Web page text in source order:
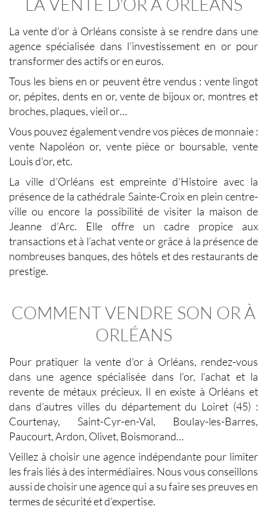
La vente d’or à Orléans consiste à se rendre dans une
agence spécialisée dans l’investissement en or pour
transformer des actifs or en euros.
Tous les biens en or peuvent être vendus : vente lingot
or, pépites, dents en or, vente de bijoux or, montres et
broches, plaques, vieil or…
Vous pouvez également vendre vos pièces de monnaie :
vente Napoléon or, vente pièce or boursable, vente
Louis d’or, etc.
La ville d’Orléans est empreinte d’Histoire avec la
présence de la cathédrale Sainte-Croix en plein centre-
ville ou encore la possibilité de visiter la maison de
Jeanne d’Arc. Elle offre un cadre propice aux
transactions et à l’achat vente or grâce à la présence de
nombreuses banques, des hôtels et des restaurants de
prestige.
COMMENT VENDRE SON OR À
ORLÉANS
Pour pratiquer la vente d’or à Orléans, rendez-vous
dans une agence spécialisée dans l’or, l’achat et la
revente de métaux précieux. Il en existe à Orléans et
dans d’autres villes du département du Loiret (45) :
Courtenay, Saint-Cyr-en-Val, Boulay-les-Barres,
Paucourt, Ardon, Olivet, Boismorand…
Veillez à choisir une agence indépendante pour limiter
les frais liés à des intermédiaires. Nous vous conseillons
aussi de choisir une agence qui a su faire ses preuves en
termes de sécurité et d’expertise.